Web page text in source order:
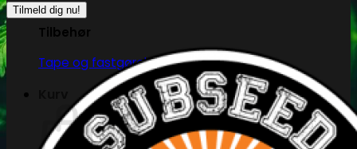
Tilbehør
Tape og fastgørelse